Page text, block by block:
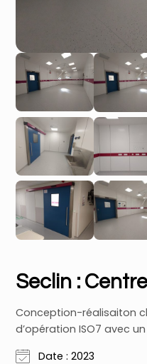
Seclin :
Conception-réalisaiton
d’opération ISO7 avec un
Date : 2023